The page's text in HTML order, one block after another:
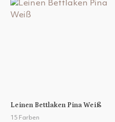
Leinen Bettlaken Pina Weiß
15 Farben